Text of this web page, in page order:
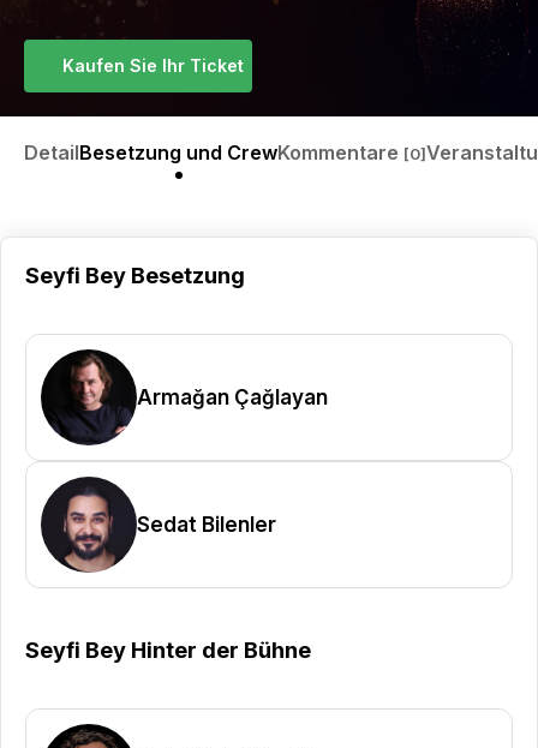
Kaufen Sie Ihr Ticket
DetailBesetzung und CrewKommentare [0]
Seyfi Bey Besetzung
Armağan Çağlayan
Sedat Bilenler
Seyfi Bey Hinter der Bühne